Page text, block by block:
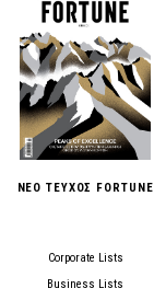
ΝΕΟ ΤΕΥΧΟΣ FORTUNE
Corporate Lists
Business Lists